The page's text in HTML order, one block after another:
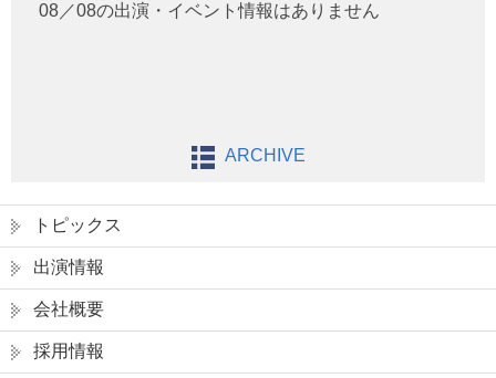
08／08の出演・イベント情報はありません
ARCHIVE
トピックス
出演情報
会社概要
採用情報